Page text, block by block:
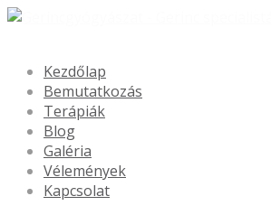
Kezdőlap
Bemutatkozás
Terápiák
Blog
Galéria
Vélemények
Kapcsolat